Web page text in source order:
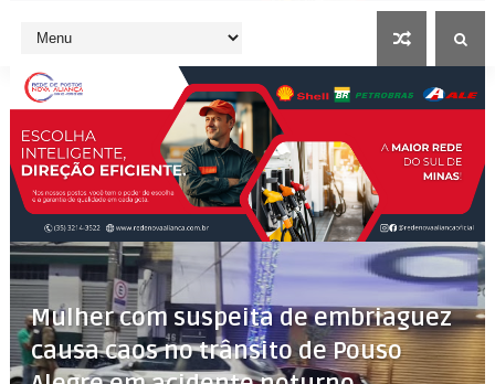
Mulher com suspeita de embriaguez
causa caos no trânsito de Pouso